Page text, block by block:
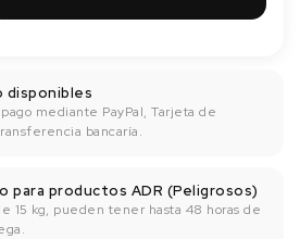
disponibles
mediante PayPal, Tarjeta de
bancaría.
para productos ADR (Peligrosos)
15 kg, pueden tener hasta 48 horas de